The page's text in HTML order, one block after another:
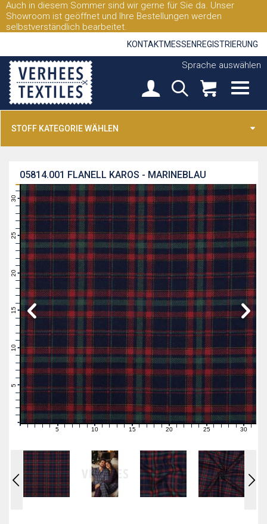
Auch in diesem Sommer sind wir gerne für Sie da. Unser
Showroom ist geöffnet und Ihre Bestellungen werden
selbstverständlich bearbeitet.
KONTAKTMESSEN REGISTRIERUNG
Sprache auswählen
STOFF KATEGORIE WÄHLEN
FLANELL KAROS - MARINEBLAU
05814.001
2
4
5
6
7
9
10
11
12
13
16
17
18
20
21
22
23
24
25
26
27
28
30
0 1 2 3 4 6 7 89101112131415161718192021222324252627282930 31